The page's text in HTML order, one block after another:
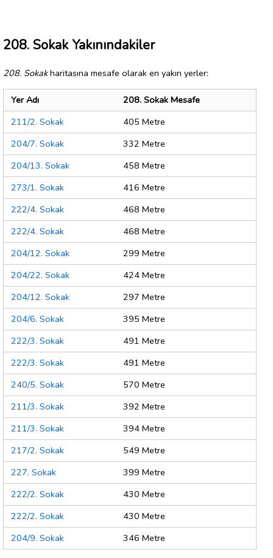
208. Sokak Yakınındakiler
208. Sokakharitasına mesafe olarak en yakın yerler:
Yer Adı
208. Sokak Mesafe
211/2. Sokak
405 Metre
204/7. Sokak
332 Metre
204/13. Sokak
458 Metre
273/1. Sokak
416 Metre
222/4. Sokak
468 Metre
222/4. Sokak
468 Metre
204/12. Sokak
299 Metre
204/22. Sokak
424 Metre
204/12. Sokak
297 Metre
204/6. Sokak
395 Metre
222/3. Sokak
491 Metre
222/3. Sokak
491 Metre
240/5. Sokak
570 Metre
211/3. Sokak
392 Metre
211/3. Sokak
394 Metre
217/2. Sokak
549 Metre
227. Sokak
399 Metre
222/2. Sokak
430 Metre
222/2. Sokak
430 Metre
204/9. Sokak
346 Metre